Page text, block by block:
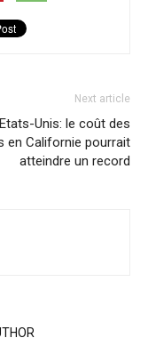
Next article
Etats-Unis: le coût des
en Californie pourrait
atteindre un record